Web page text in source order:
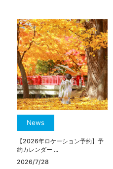
News
【2026年ロケーション予約】予
約カレンダー ...
2026/7/28